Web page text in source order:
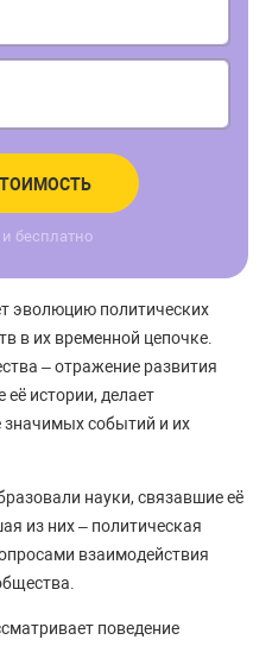
бесплатно
эволюцию политических
в их временной цепочке.
– отражение развития
истории, делает
событий и их
науки, связавшие её
из них – политическая
взаимодействия
поведение